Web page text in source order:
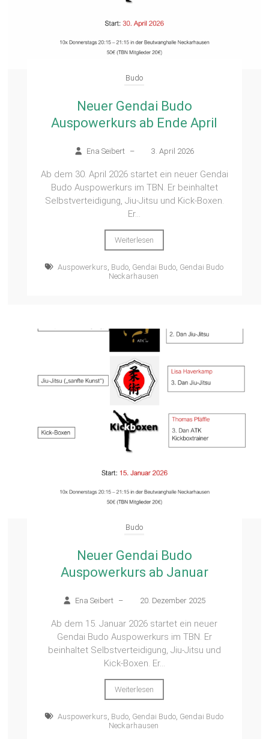
Budo
Neuer Gendai Budo
Auspowerkurs ab Ende April
Ena Seibert – 3. April 2026
Ab dem 30. April 2026 startet ein neuer Gendai
Budo Auspowerkurs im TBN. Er beinhaltet
Selbstverteidigung, Jiu-Jitsu und Kick-Boxen.
Er...
Weiterlesen
Auspowerkurs Budo, Gendai Budo, Gendai Budo
Neckarhausen
Budo
Neuer Gendai Budo
Auspowerkurs ab Januar
Ena Seibert – 20. Dezember 2025
Ab dem 15. Januar 2026 startet ein neuer
Gendai Budo Auspowerkurs im TBN. Er
beinhaltet Selbstverteidigung, Jiu-Jitsu und
Kick-Boxen. Er...
Weiterlesen
Auspowerkurs Budo, Gendai Budo, Gendai Budo
Neckarhausen